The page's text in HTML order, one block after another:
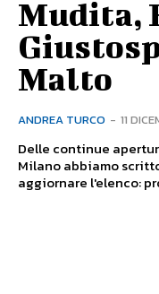
Mudita,
Malto
ANDREA TURCO - 11
Delle continue
Milano abbiamo
aggiornare l'elenco: